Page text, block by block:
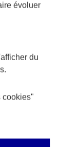
évoluer
du
cookies"